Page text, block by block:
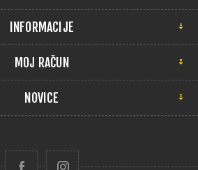
INFORMACIJE
MOJ RAČUN
NOVICE